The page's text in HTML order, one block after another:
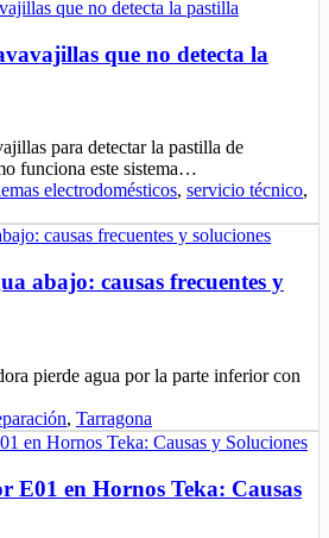
que no detecta la
para detectar la pastilla de
funciona este sistema…
electrodomésticos, servicio técnico,
abajo: causas frecuentes y
pierde agua por la parte inferior con
, Tarragona
E01 en Hornos Teka: Causas